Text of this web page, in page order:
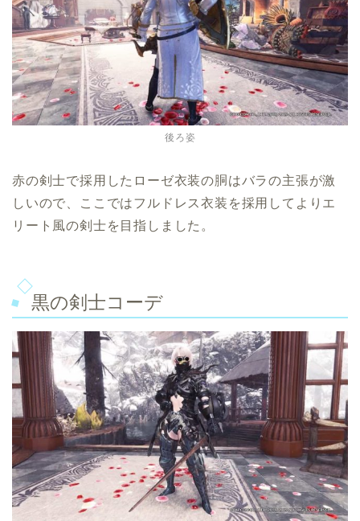
後ろ姿
赤の剣士で採用したローゼ衣装の胴はバラの主張が激
しいので、ここではフルドレス衣装を採用してよりエ
リート風の剣士を目指しました。
黒の剣士コーデ